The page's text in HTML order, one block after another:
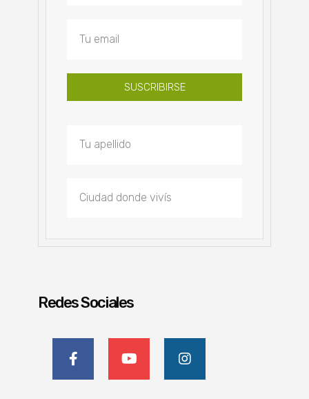
SUSCRIBIRSE
Redes Sociales